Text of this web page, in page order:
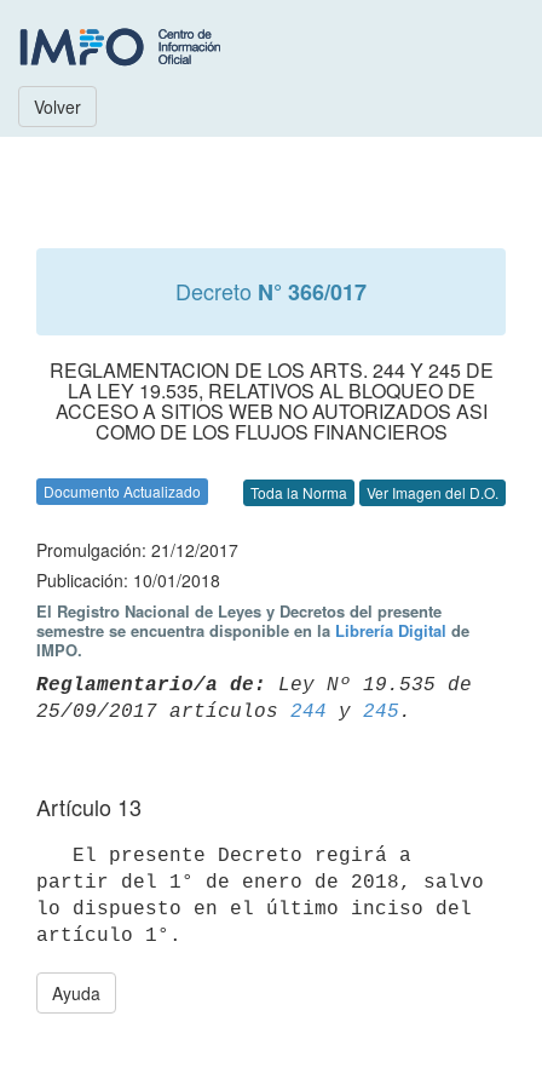
Volver
Decreto N° 366/017
REGLAMENTACION DE LOS ARTS. 244 Y 245 DE
LA LEY 19.535, RELATIVOS AL BLOQUEO DE
ACCESO A SITIOS WEB NO AUTORIZADOS ASI
COMO DE LOS FLUJOS FINANCIEROS
Documento Actualizado Toda la Norma Ver Imagen del D.O.
Promulgación: 21/12/2017
Publicación: 10/01/2018
El Registro Nacional de Leyes y Decretos del presente
semestre se encuentra disponible en la Librería Digital de
IMPO.
Reglamentario/a de:
Ley Nº 19.535 de
25/09/2017 artículos 244 y 245
Artículo 13
partir del 1° de enero de 2018, salvo
lo dispuesto en el último inciso del
Ayuda